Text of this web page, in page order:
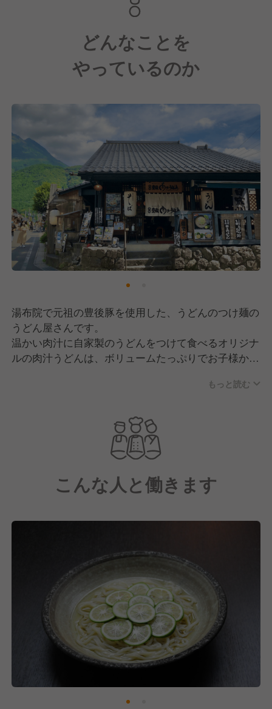
どんなことを
やっているのか
湯布院で元祖の豊後豚を使用した、うどんのつけ麺の
うどん屋さんです。
温かい肉汁に自家製のうどんをつけて食べるオリジナ
ルの肉汁うどんは、ボリュームたっぷりでお子様から
日本の方から外国人観光客まで、幅広い年齢の方に楽
もっと読む
こんな人と働きます